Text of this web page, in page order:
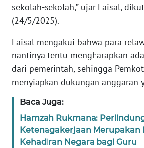
sekolah-sekolah,” ujar Faisal,
(24/5/2025).
Faisal mengakui bahwa para
nantinya tentu mengharapkan
dari pemerintah, sehingga
menyiapkan dukungan anggaran
Baca Juga:
Hamzah Rukmana:
Ketenagakerjaan Merupakan
Kehadiran Negara bagi Guru
WN
RIAU
WN
SERAMBI
WN
JAMBI
WN
SULTRA